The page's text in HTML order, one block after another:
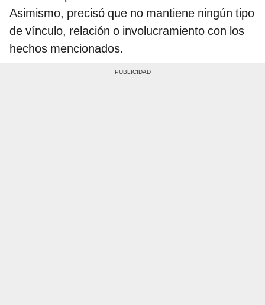
Asimismo, precisó que no mantiene ningún tipo
de vínculo, relación o involucramiento con los
hechos mencionados.